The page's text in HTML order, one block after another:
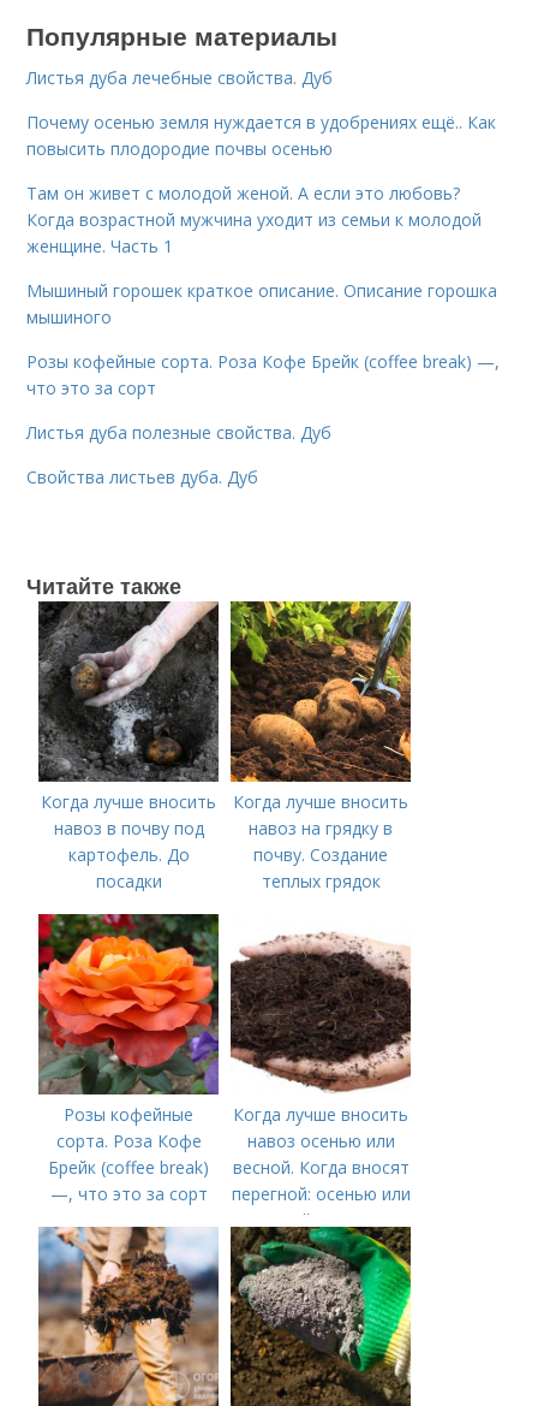
Популярные материалы
Листья дуба лечебные свойства. Дуб
Почему осенью земля нуждается в удобрениях ещё.. Как
повысить плодородие почвы осенью
Там он живет с молодой женой. А если это любовь?
Когда возрастной мужчина уходит из семьи к молодой
женщине. Часть 1
Мышиный горошек краткое описание. Описание горошка
мышиного
Розы кофейные сорта. Роза Кофе Брейк (coffee break) —,
что это за сорт
Листья дуба полезные свойства. Дуб
Свойства листьев дуба. Дуб
Читайте также
Когда лучше вносить
навоз в почву под
картофель. До
посадки
Когда лучше вносить
навоз на грядку в
почву. Создание
теплых грядок
Розы кофейные
сорта. Роза Кофе
Брейк (coffee break)
—, что это за сорт
Когда лучше вносить
навоз осенью или
весной. Когда вносят
перегной: осенью или
весной, правила
внесения удобрений